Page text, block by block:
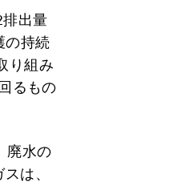
出量
の持続
り組み
るもの
廃水の
は、